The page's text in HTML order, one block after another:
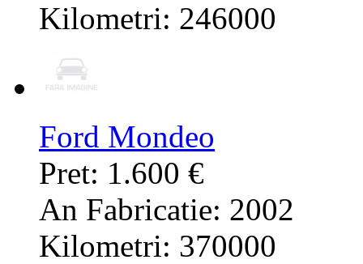
Kilometri: 246000
Ford Mondeo
Pret: 1.600 €
An Fabricatie: 2002
Kilometri: 370000